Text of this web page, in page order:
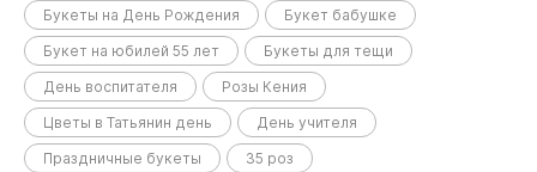
Букеты на День Рождения
Букет бабушке
Букет на юбилей 55 лет
Букеты для тещи
День воспитателя
Розы Кения
Цветы в Татьянин день
День учителя
Праздничные букеты
35 роз